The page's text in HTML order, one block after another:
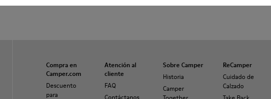
Compra en
Camper.com
Descuento
para
Atención al
cliente
FAQ
Contáctanos
Sobre Camper
Historia
Camper
ReCamper
Cuidado de
Calzado